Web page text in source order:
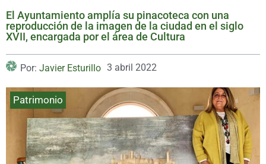
El Ayuntamiento amplía su pinacoteca con una
reproducción de la imagen de la ciudad en el siglo
XVII, encargada por el área de Cultura
Por: Javier Esturillo 3 abril 2022
Patrimonio